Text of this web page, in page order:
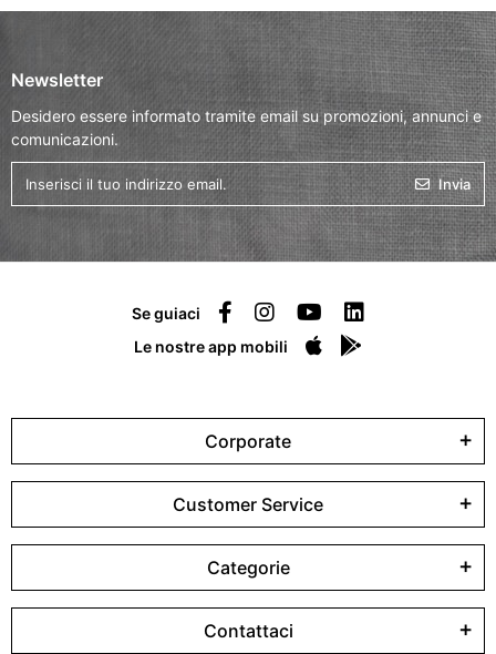
Newsletter
Desidero essere informato tramite email su promozioni, annunci e
comunicazioni.
Invia
Se guiaci
Le nostre app mobili
Corporate
Customer Service
Categorie
Contattaci